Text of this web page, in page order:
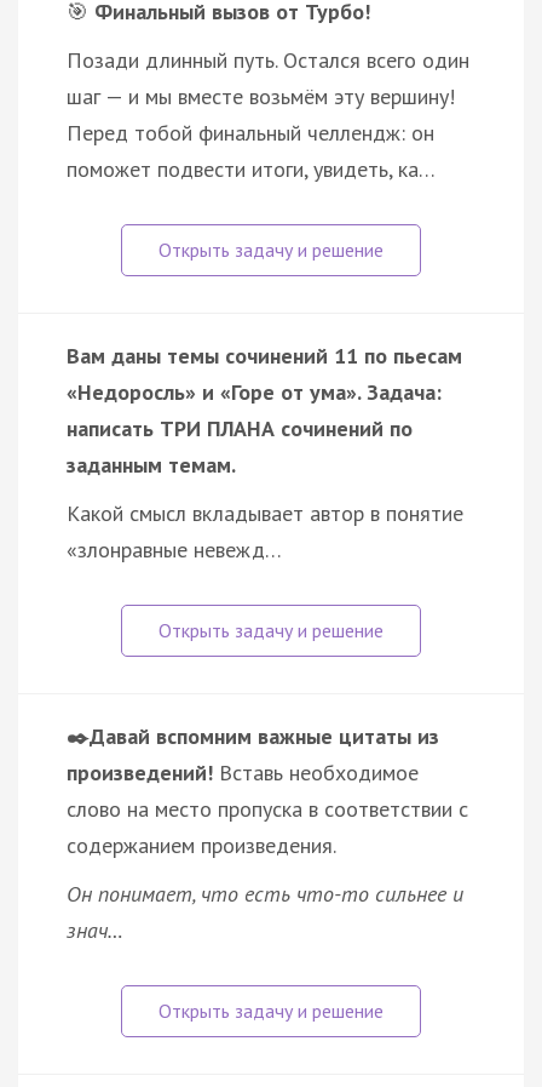
🎯 Финальный вызов от Турбо!
Позади длинный путь. Остался всего один
шаг — и мы вместе возьмём эту вершину!
Перед тобой финальный челлендж: он
поможет подвести итоги, увидеть, ка…
Вам даны темы сочинений 11 по пьесам
«Недоросль» и «Горе от ума». Задача:
написать ТРИ ПЛАНА сочинений по
заданным темам.
Какой смысл вкладывает автор в понятие
«злонравные невежд…
✒️Давай вспомним важные цитаты из
произведений! Вставь необходимое
слово на место пропуска в соответствии с
содержанием произведения.
Он понимает, что есть что-то сильнее и
знач…